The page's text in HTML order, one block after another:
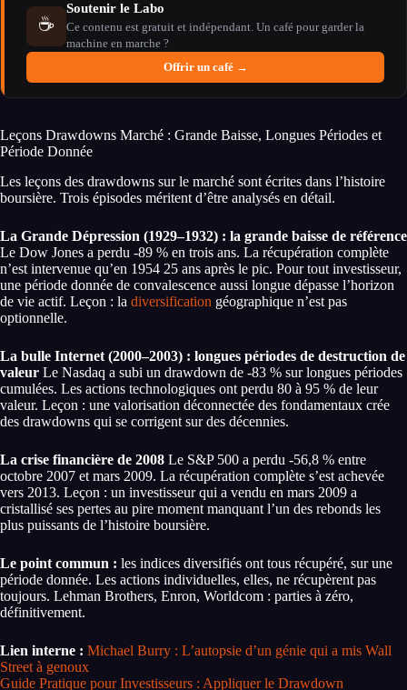
☕
Soutenir le Labo
Ce contenu est gratuit et indépendant. Un café pour garder la
machine en marche ?
Offrir un café →
Leçons Drawdowns Marché : Grande Baisse, Longues Périodes et
Période Donnée
Les leçons des drawdowns sur le marché sont écrites dans l’histoire
boursière. Trois épisodes méritent d’être analysés en détail.
La Grande Dépression (1929–1932) : la grande baisse de référence
Le Dow Jones a perdu -89 % en trois ans. La récupération complète
n’est intervenue qu’en 1954 25 ans après le pic. Pour tout investisseur,
une période donnée de convalescence aussi longue dépasse l’horizon
de vie actif. Leçon : la diversification géographique n’est pas
optionnelle.
La bulle Internet (2000–2003) : longues périodes de destruction de
valeur Le Nasdaq a subi un drawdown de -83 % sur longues périodes
cumulées. Les actions technologiques ont perdu 80 à 95 % de leur
valeur. Leçon : une valorisation déconnectée des fondamentaux crée
des drawdowns qui se corrigent sur des décennies.
La crise financière de 2008 Le S&P 500 a perdu -56,8 % entre
octobre 2007 et mars 2009. La récupération complète s’est achevée
vers 2013. Leçon : un investisseur qui a vendu en mars 2009 a
cristallisé ses pertes au pire moment manquant l’un des rebonds les
plus puissants de l’histoire boursière.
Le point commun : les indices diversifiés ont tous récupéré, sur une
période donnée. Les actions individuelles, elles, ne récupèrent pas
toujours. Lehman Brothers, Enron, Worldcom : parties à zéro,
définitivement.
Lien interne : Michael Burry : L’autopsie d’un génie qui a mis Wall
Street à genoux
Guide Pratique pour Investisseurs : Appliquer le Drawdown